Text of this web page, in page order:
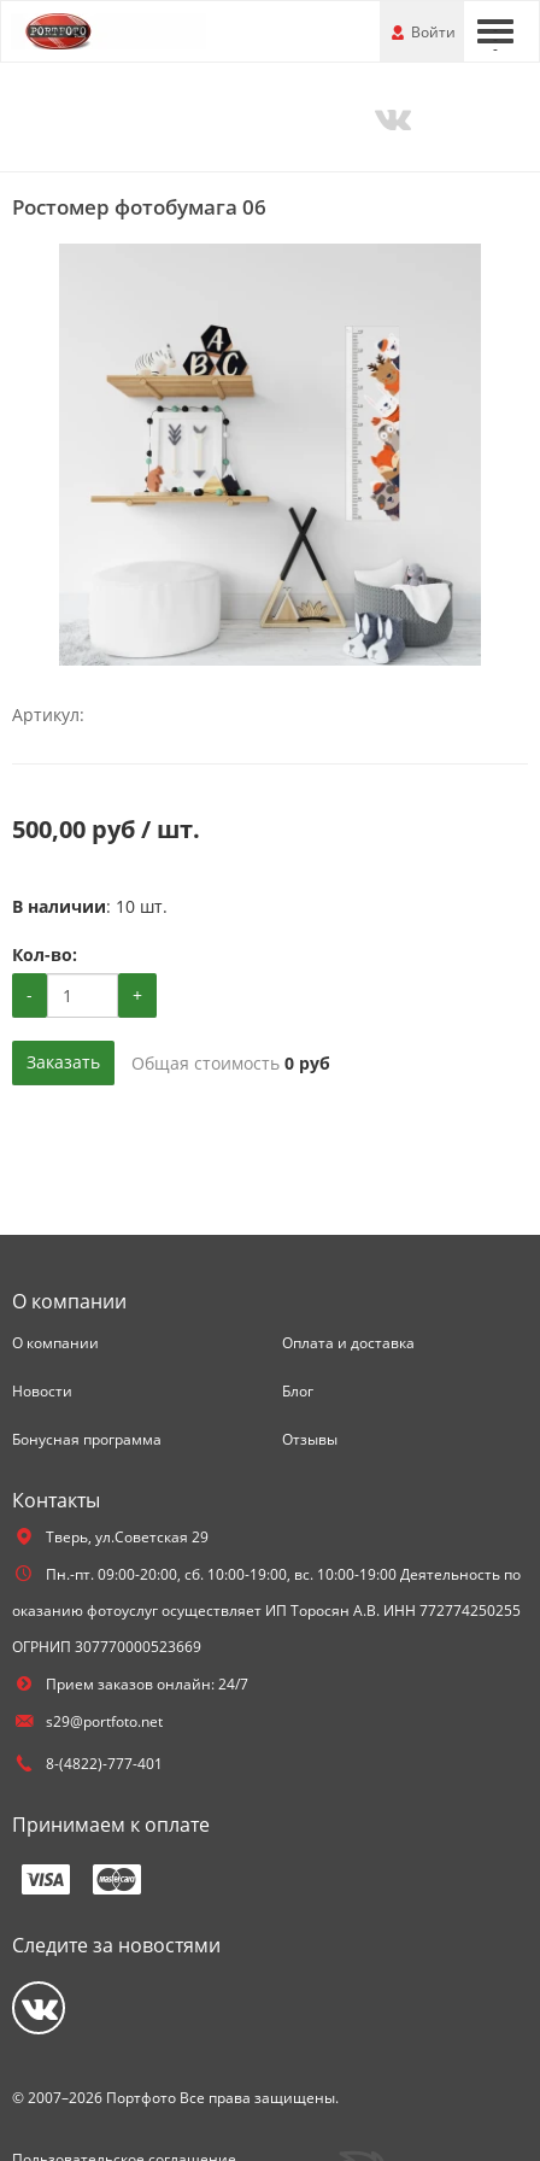
Перейти
к
---
Войти
Ростомер фотобумага 06
Артикул:
500,00 руб / шт.
В наличии: 10 шт.
Кол-во:
-
+
Заказать Общая стоимость 0 руб
О компании
О компании Оплата и доставка
Новости Блог
Бонусная программа Отзывы
Контакты
Тверь, ул.Советская 29
Пн.-пт. 09:00-20:00, сб. 10:00-19:00, вс. 10:00-19:00 Деятельность по
оказанию фотоуслуг осуществляет ИП Торосян А.В. ИНН 772774250255
ОГРНИП 307770000523669
Прием заказов онлайн: 24/7
s29@portfoto.net
8-(4822)-777-401
Принимаем к оплате
Следите за новостями
© 2007–2026 Портфото Все права защищены.